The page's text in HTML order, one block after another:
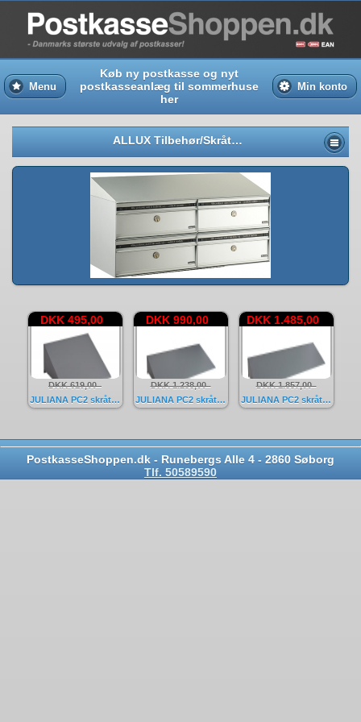
Menu
Køb ny postkasse og nyt
postkasseanlæg til sommerhuse
her
Min konto
ALLUX Tilbehør/Skråtag/JULIANA PC2
JULIANA PC2 skråtag til 1 sektioner
DKK 619,00
DKK 495,00
JULIANA PC2 skråtag til 2 sektioner
DKK 1.238,00
DKK 990,00
JULIANA PC2 skråtag til 3 sektioner
DKK 1.857,00
DKK 1.485,00
PostkasseShoppen.dk - Runebergs Alle 4 - 2860 Søborg
Tlf. 50589590